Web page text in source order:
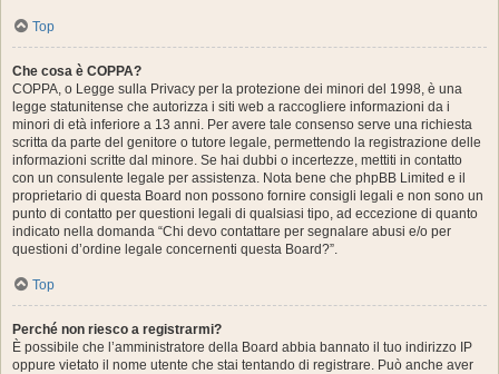
Top
Che cosa è COPPA?
COPPA, o Legge sulla Privacy per la protezione dei minori del 1998, è una
legge statunitense che autorizza i siti web a raccogliere informazioni da i
minori di età inferiore a 13 anni. Per avere tale consenso serve una richiesta
scritta da parte del genitore o tutore legale, permettendo la registrazione delle
informazioni scritte dal minore. Se hai dubbi o incertezze, mettiti in contatto
con un consulente legale per assistenza. Nota bene che phpBB Limited e il
proprietario di questa Board non possono fornire consigli legali e non sono un
punto di contatto per questioni legali di qualsiasi tipo, ad eccezione di quanto
indicato nella domanda “Chi devo contattare per segnalare abusi e/o per
questioni d’ordine legale concernenti questa Board?”.
Top
Perché non riesco a registrarmi?
È possibile che l’amministratore della Board abbia bannato il tuo indirizzo IP
oppure vietato il nome utente che stai tentando di registrare. Può anche aver